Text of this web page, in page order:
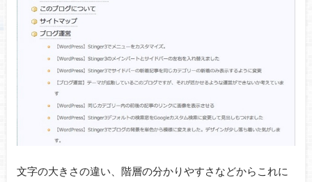
文字の大きさの違い、階層の分かりやすさなどからこれに